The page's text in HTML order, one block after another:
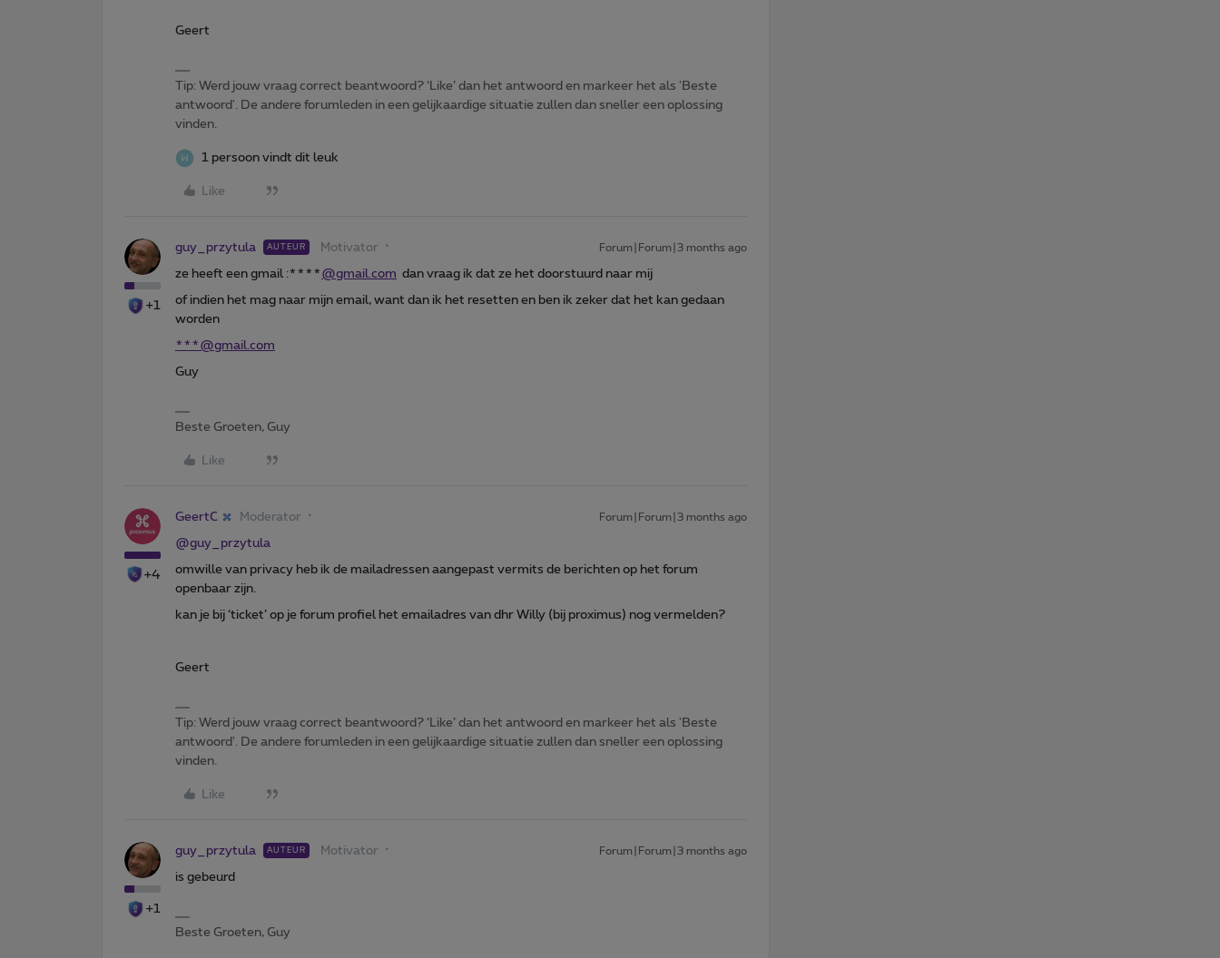
Geert
Tip: Werd jouw vraag correct beantwoord? ‘Like’ dan het antwoord en markeer het als 'Beste
antwoord'. De andere forumleden in een gelijkaardige situatie zullen dan sneller een oplossing
vinden.
1 persoon vindt dit leuk
Like
+1
guy_przytula AUTEUR Motivator Forum|Forum|3 months ago
ze heeft een gmail :**** @gmail.com dan vraag ik dat ze het doorstuurd naar mij
of indien het mag naar mijn email, want dan ik het resetten en ben ik zeker dat het kan gedaan
worden
***@gmail.com
Guy
Beste Groeten, Guy
Like
+4
GeertC Moderator Forum|Forum|3 months ago
@guy_przytula
omwille van privacy heb ik de mailadressen aangepast vermits de berichten op het forum
openbaar zijn.
kan je bij ‘ticket’ op je forum profiel het emailadres van dhr Willy (bij proximus) nog vermelden?
Geert
Tip: Werd jouw vraag correct beantwoord? ‘Like’ dan het antwoord en markeer het als 'Beste
antwoord'. De andere forumleden in een gelijkaardige situatie zullen dan sneller een oplossing
vinden.
Like
+1
guy_przytula AUTEUR Motivator Forum|Forum|3 months ago
is gebeurd
Beste Groeten, Guy